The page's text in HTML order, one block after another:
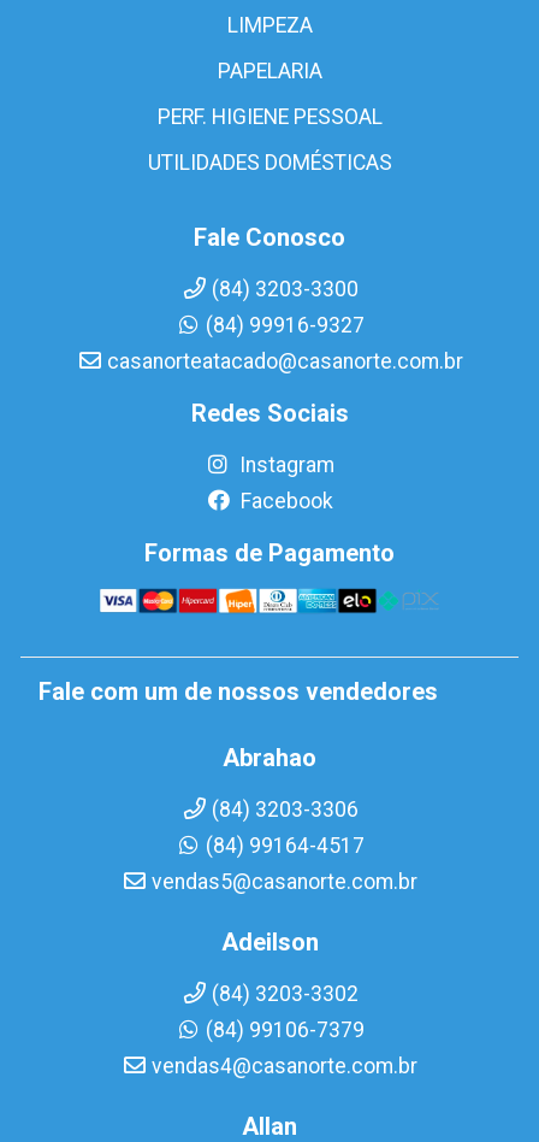
LIMPEZA
PAPELARIA
PERF. HIGIENE PESSOAL
UTILIDADES DOMÉSTICAS
Fale Conosco
(84) 3203-3300
(84) 99916-9327
casanorteatacado@casanorte.com.br
Redes Sociais
Instagram
Facebook
Formas de Pagamento
Fale com um de nossos vendedores
Abrahao
(84) 3203-3306
(84) 99164-4517
vendas5@casanorte.com.br
Adeilson
(84) 3203-3302
(84) 99106-7379
vendas4@casanorte.com.br
Allan